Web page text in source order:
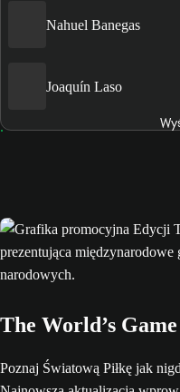
Nahuel Banegas
Joaquín Laso
The World’s Game
Poznaj Światową Piłkę jak